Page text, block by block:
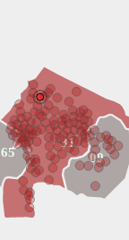
31
09
65